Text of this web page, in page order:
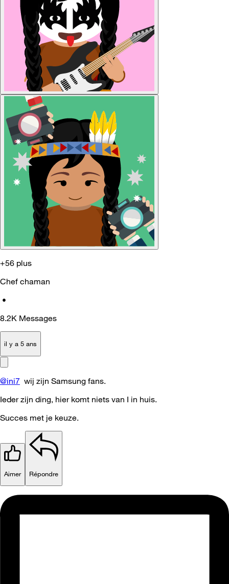
+56 plus
Chef chaman
•
8.2K Messages
il y a 5 ans
@ini7 wij zijn Samsung fans.
Ieder zijn ding, hier komt niets van I in huis.
Succes met je keuze.
Aimer Répondre